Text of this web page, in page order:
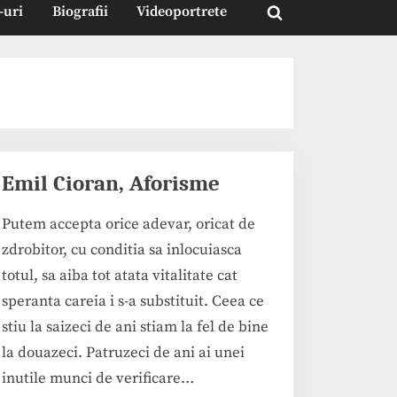
uri Biografii Videoportrete
Toggle
Emil Cioran, Aforisme
Putem accepta orice adevar, oricat de
zdrobitor, cu conditia sa inlocuiasca
totul, sa aiba tot atata vitalitate cat
speranta careia i s-a substituit. Ceea ce
stiu la saizeci de ani stiam la fel de bine
la douazeci. Patruzeci de ani ai unei
inutile munci de verificare…